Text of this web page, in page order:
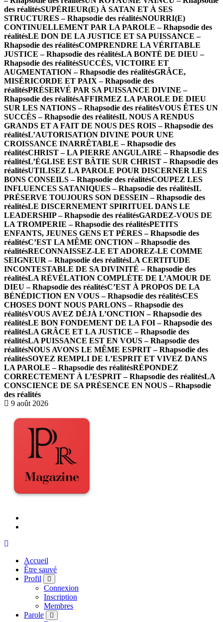
des réalitésSUPÉRIEUR(E) À SATAN ET À SES
STRUCTURES – Rhapsodie des réalitésNOURRI(E)
CONTINUELLEMENT PAR LA PAROLE – Rhapsodie des
réalitésLE DON DE LA JUSTICE ET SA PUISSANCE –
Rhapsodie des réalitésCOMPRENDRE LA VÉRITABLE
JUSTICE – Rhapsodie des réalitésLA BONTÉ DE DIEU –
Rhapsodie des réalitésSUCCÈS, VICTOIRE ET
AUGMENTATION – Rhapsodie des réalitésGRÂCE,
MISÉRICORDE ET PAIX – Rhapsodie des
réalitésPRÉSERVÉ PAR SA PUISSANCE DIVINE –
Rhapsodie des réalitésAFFIRMEZ LA PAROLE DE DIEU
SUR LES NATIONS – Rhapsodie des réalitésVOUS ÊTES UN
SUCCÈS – Rhapsodie des réalitésIL NOUS A RENDUS
GRANDS ET A FAIT DE NOUS DES ROIS – Rhapsodie des
réalitésL’AUTORISATION DIVINE POUR UNE
CROISSANCE INARRÊTABLE – Rhapsodie des
réalitésCHRIST – LA PIERRE ANGULAIRE – Rhapsodie des
réalitésL’ÉGLISE EST BÂTIE SUR CHRIST – Rhapsodie des
réalitésUTILISEZ LA PAROLE POUR DISCERNER LES
BONS CONSEILS – Rhapsodie des réalitésCOUPEZ LES
INFLUENCES SATANIQUES – Rhapsodie des réalitésIL
PRÉSERVE TOUJOURS SON DESSEIN – Rhapsodie des
réalitésLE DISCERNEMENT SPIRITUEL DANS LE
LEADERSHIP – Rhapsodie des réalitésGARDEZ-VOUS DE
LA TROMPERIE – Rhapsodie des réalitésPETITS
ENFANTS, JEUNES GENS ET PÈRES – Rhapsodie des
réalitésC’EST LA MÊME ONCTION – Rhapsodie des
réalitésRECONNAISSEZ-LE ET ADOREZ-LE COMME
SEIGNEUR – Rhapsodie des réalitésLA CERTITUDE
INCONTESTABLE DE SA DIVINITÉ – Rhapsodie des
réalitésLA RÉVÉLATION COMPLÈTE DE L’AMOUR DE
DIEU – Rhapsodie des réalitésC’EST À PROPOS DE LA
BÉNÉDICTION EN VOUS – Rhapsodie des réalitésCES
CHOSES DONT NOUS PARLONS – Rhapsodie des
réalitésVOUS AVEZ DÉJÀ L’ONCTION – Rhapsodie des
réalitésLE BON FONDEMENT DE LA FOI – Rhapsodie des
réalitésLA GRÂCE ET LA JUSTICE – Rhapsodie des
réalitésLA PUISSANCE EST EN VOUS – Rhapsodie des
réalitésNOUS AVONS LE MÊME ESPRIT – Rhapsodie des
réalitésSOYEZ REMPLI DE L’ESPRIT ET VIVEZ DANS
LA PAROLE – Rhapsodie des réalitésRÉPONDEZ
CORRECTEMENT À L’ESPRIT – Rhapsodie des réalitésLA
CONSCIENCE DE SA PRÉSENCE EN NOUS – Rhapsodie
des réalités
9 août 2026
Accueil
Être sauvé
Profil
Connexion
Inscription
Membres
Parole